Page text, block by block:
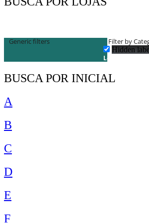
Generic filters Filter by
Hidden
Lojas
BUSCA POR INICIAL
A
B
C
D
E
F